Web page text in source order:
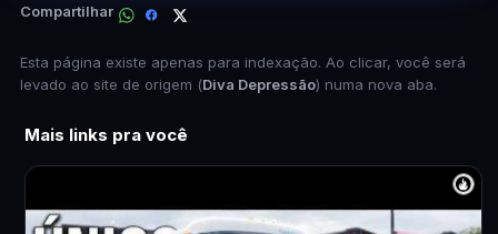
Compartilhar
Esta página existe apenas para indexação. Ao clicar, você será
levado ao site de origem (Diva Depressão) numa nova aba.
Mais links pra você